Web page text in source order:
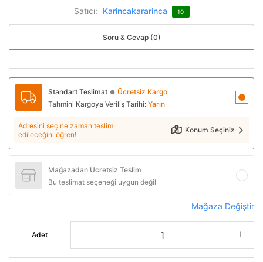
Satıcı: Karincakararinca 10
Soru & Cevap (0)
Standart Teslimat ● Ücretsiz Kargo
Tahmini Kargoya Veriliş Tarihi: Yarın
Adresini seç ne zaman teslim
edileceğini öğren!
Konum Seçiniz
Mağazadan Ücretsiz Teslim
Bu teslimat seçeneği uygun değil
Mağaza Değiştir
Adet